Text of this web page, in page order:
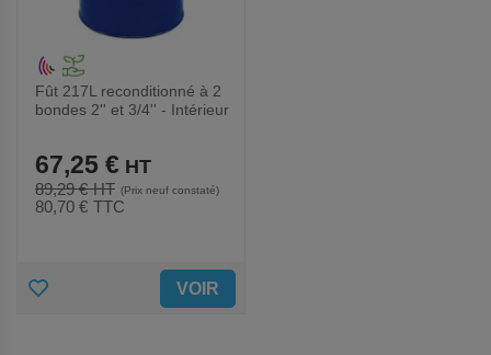
Fût 217L reconditionné à 2
bondes 2'' et 3/4'' - Intérieur
89,29 € (Prix neuf constaté)
67,25 €
80,70 € TTC
AJOUTER VOIR